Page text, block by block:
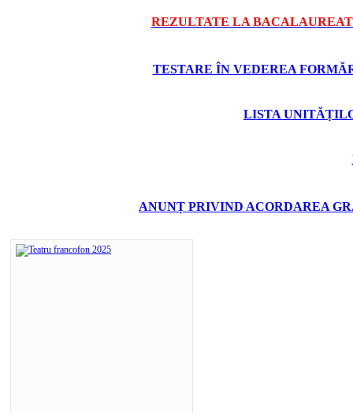
REZULTATE LA
TESTARE ÎN VEDEREA
LISTA
ANUNȚ PRIVIND ACORDAREA